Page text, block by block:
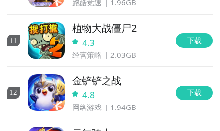
跑酷竞速 1.96GB
11
植物大战僵尸2
4.3
经营策略 2.03GB
下载
12
金铲铲之战
4.8
网络游戏 1.94GB
下载